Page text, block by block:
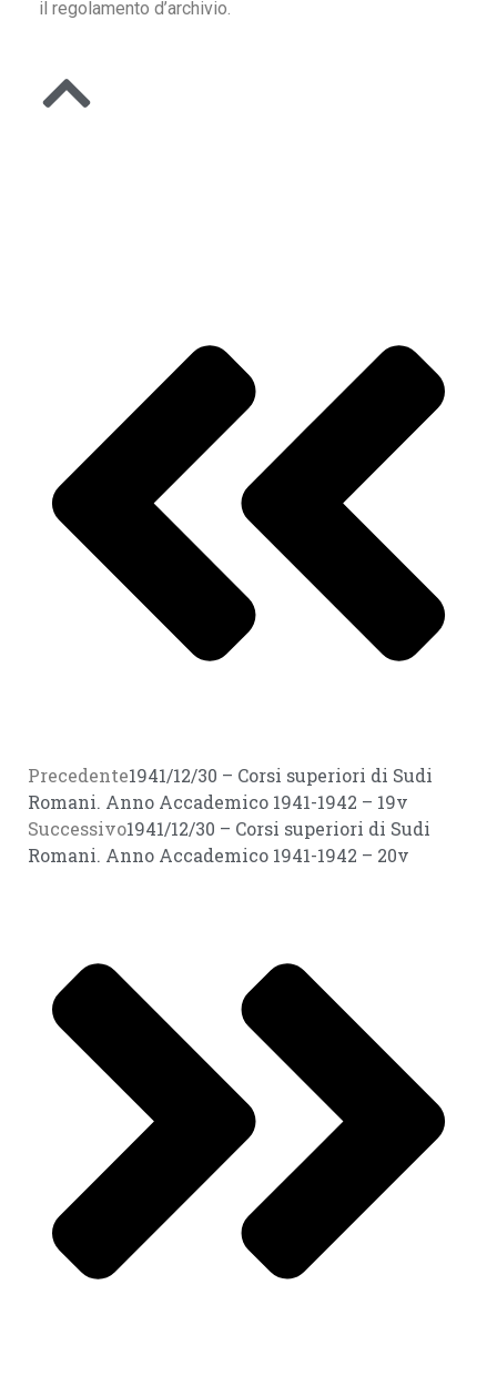
il regolamento d’archivio.
Precedente1941/12/30 – Corsi superiori di Sudi
Romani. Anno Accademico 1941-1942 – 19v
Successivo1941/12/30 – Corsi superiori di Sudi
Romani. Anno Accademico 1941-1942 – 20v